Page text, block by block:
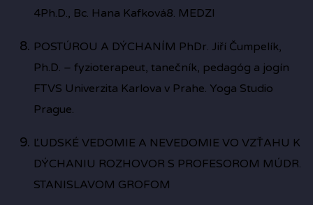
4Ph.D., Bc. Hana Kafková8. MEDZI
POSTÚROU A DÝCHANÍM PhDr. Jiří Čumpelík,
Ph.D. – fyzioterapeut, tanečník, pedagóg a jogín
FTVS Univerzita Karlova v Prahe. Yoga Studio
Prague.
ĽUDSKÉ VEDOMIE A NEVEDOMIE VO VZŤAHU K
DÝCHANIU ROZHOVOR S PROFESOROM MÚDR.
STANISLAVOM GROFOM